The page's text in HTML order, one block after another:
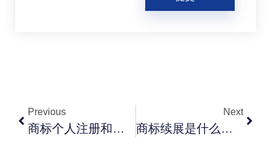
Previous
商标个人注册和企业注册有什么区别？
Next
商标续展是什么？多久续展一次？